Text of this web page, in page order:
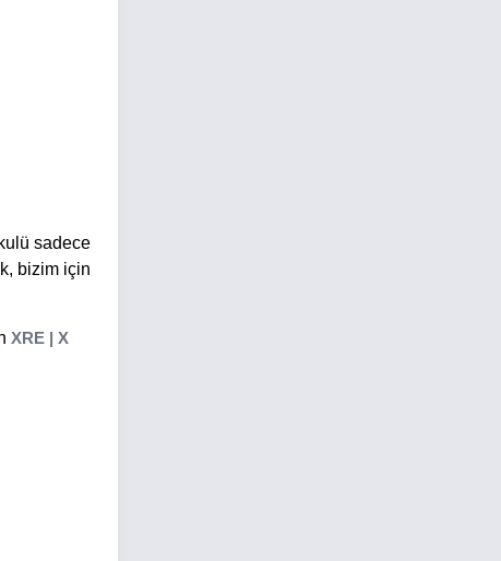
sadece
bizim için
XRE | X